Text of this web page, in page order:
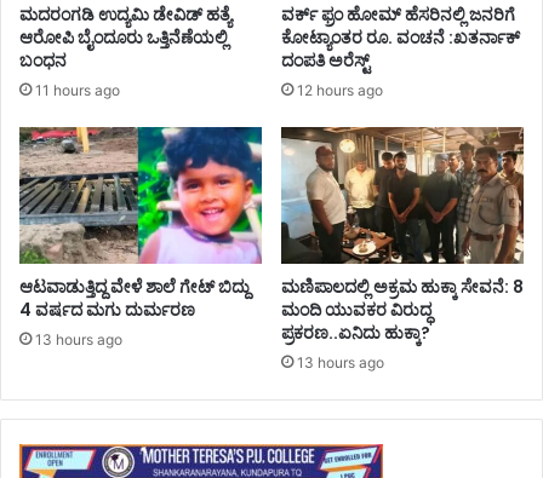
ಮದರಂಗಡಿ ಉದ್ಯಮಿ ಡೇವಿಡ್ ಹತ್ಯೆ
ಆರೋಪಿ ಬೈಂದೂರು ಒತ್ತಿನೆಣೆಯಲ್ಲಿ
ಬಂಧನ
11 hours ago
ವರ್ಕ್ ಫ್ರಂ ಹೋಮ್ ಹೆಸರಿನಲ್ಲಿ ಜನರಿಗೆ
ಕೋಟ್ಯಾಂತರ ರೂ. ವಂಚನೆ :ಖತರ್ನಾಕ್
ದಂಪತಿ ಅರೆಸ್ಟ್
12 hours ago
ಆಟವಾಡುತ್ತಿದ್ದ ವೇಳೆ ಶಾಲೆ ಗೇಟ್ ಬಿದ್ದು
4 ವರ್ಷದ ಮಗು ದುರ್ಮರಣ
13 hours ago
ಮಣಿಪಾಲದಲ್ಲಿ ಅಕ್ರಮ ಹುಕ್ಕಾ ಸೇವನೆ: 8
ಮಂದಿ ಯುವಕರ ವಿರುದ್ಧ
ಪ್ರಕರಣ..ಏನಿದು ಹುಕ್ಕಾ?
13 hours ago